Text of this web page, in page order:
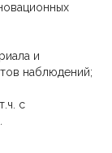
и
наблюдений;
с